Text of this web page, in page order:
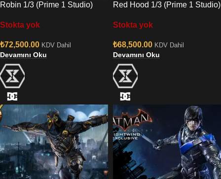
Robin 1/3 (Prime 1 Studio)
Stokta yok
₺72,500.00 KDV Dahil
Devamını Oku
Red Hood 1/3 (Prime 1 Studio)
Stokta yok
₺68,500.00 KDV Dahil
Devamını Oku